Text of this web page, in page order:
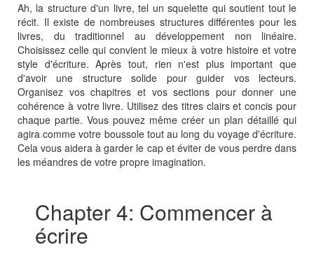
Ah, la structure d'un livre, tel un squelette qui soutient tout le
récit. Il existe de nombreuses structures différentes pour les
livres, du traditionnel au développement non linéaire.
Choisissez celle qui convient le mieux à votre histoire et votre
style d'écriture. Après tout, rien n'est plus important que
d'avoir une structure solide pour guider vos lecteurs.
Organisez vos chapitres et vos sections pour donner une
cohérence à votre livre. Utilisez des titres clairs et concis pour
chaque partie. Vous pouvez même créer un plan détaillé qui
agira comme votre boussole tout au long du voyage d'écriture.
Cela vous aidera à garder le cap et éviter de vous perdre dans
les méandres de votre propre imagination.
Chapter 4: Commencer à
écrire